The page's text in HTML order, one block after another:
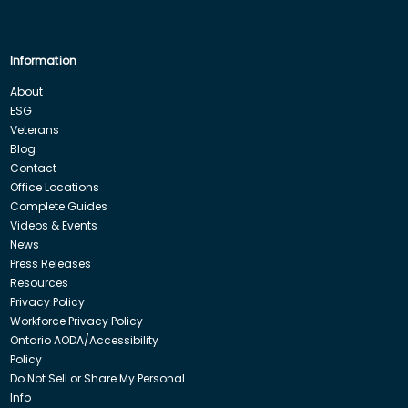
Information
About
ESG
Veterans
Blog
Contact
Office Locations
Complete Guides
Videos & Events
News
Press Releases
Resources
Privacy Policy
Workforce Privacy Policy
Ontario AODA/Accessibility
Policy
Do Not Sell or Share My Personal
Info